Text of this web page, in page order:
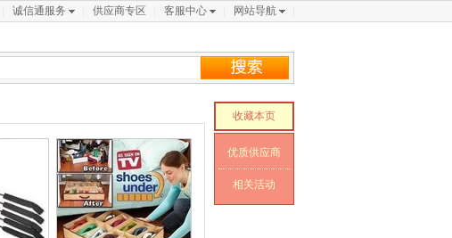
诚信通服务 供应商专区 客服中心 网站导航
收藏本页
优质供应商
相关活动